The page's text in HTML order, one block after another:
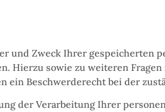
Zweck Ihrer gespeicherten
Hierzu sowie zu weiteren
ein Beschwerderecht bei der
der Verarbeitung Ihrer